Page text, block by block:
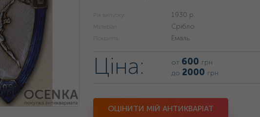
Рік випуску: 1930 р.
Матеріал: Срібло
Покриття: Емаль.
Ціна: от 600 грн
до 2000 грн
ОЦІНИТИ МІЙ АНТИКВАРІАТ